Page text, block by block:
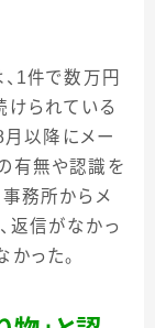
1件で数万円
られている
月以降にメー
有無や認識を
務所からメ
返信がなかっ
った。